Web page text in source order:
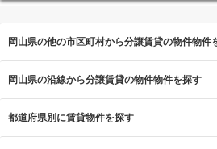
岡山県の他の市区町村から分譲賃貸の物件物件
岡山県の沿線から分譲賃貸の物件物件を探す
都道府県別に賃貸物件を探す